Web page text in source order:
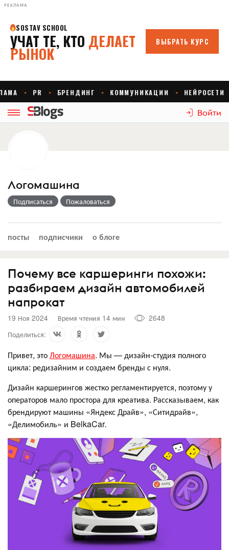
РЕКЛАМА
Войти
Логомашина
Подписаться Пожаловаться
посты подписчики о блоге
Почему все каршеринги похожи:
разбираем дизайн автомобилей
напрокат
19 Ноя 2024 Время чтения 14 мин
2648
Поделиться:
Привет, это Логомашина. Мы — дизайн-студия полного
цикла: редизайним и создаем бренды с нуля.
Дизайн каршерингов жестко регламентируется, поэтому у
операторов мало простора для креатива. Рассказываем, как
брендируют машины «Яндекс Драйв», «Ситидрайв»,
«Делимобиль» и BelkaCar.